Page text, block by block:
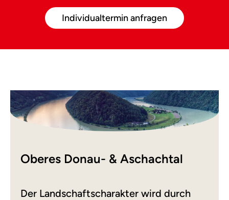
Individualtermin anfragen
Oberes Donau- & Aschachtal
Der Landschaftscharakter wird durch